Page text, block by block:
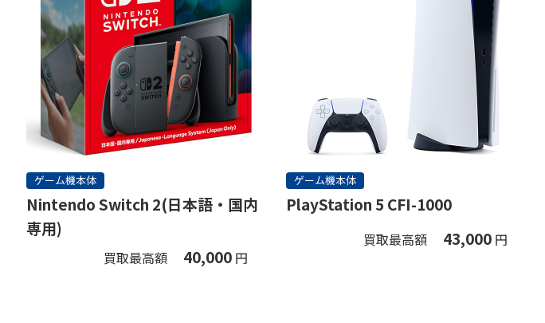
ゲーム機本体
Nintendo Switch 2(日本語・国内
専用)
買取最高額 40,000 円
ゲーム機本体
PlayStation 5 CFI-1000
買取最高額 43,000 円